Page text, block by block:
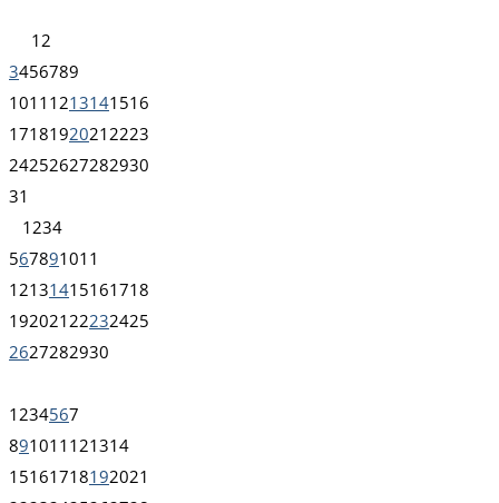
1 2
3456789
1011 1213141516
1718192021 2223
24252627282930
31
1 234
567891011
12131415161718
192021 22232425
2627282930
1 234567
891011 121314
15161718192021